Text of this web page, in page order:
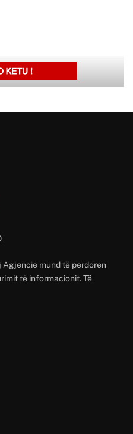
mund të përdoren
të informacionit. Të